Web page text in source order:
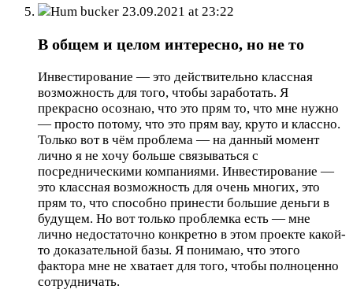
Hum bucker 23.09.2021 at 23:22
В общем и целом интересно, но не то
Инвестирование — это действительно классная
возможность для того, чтобы заработать. Я
прекрасно осознаю, что это прям то, что мне нужно
— просто потому, что это прям вау, круто и классно.
Только вот в чём проблема — на данный момент
лично я не хочу больше связываться с
посредническими компаниями. Инвестирование —
это классная возможность для очень многих, это
прям то, что способно принести большие деньги в
будущем. Но вот только проблемка есть — мне
лично недостаточно конкретно в этом проекте какой-
то доказательной базы. Я понимаю, что этого
фактора мне не хватает для того, чтобы полноценно
сотрудничать.